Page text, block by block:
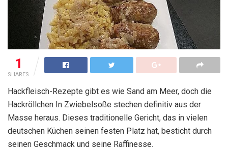
1
SHARES
Hackfleisch-Rezepte gibt es wie Sand am Meer, doch die
Hackröllchen In Zwiebelsoße stechen definitiv aus der
Masse heraus. Dieses traditionelle Gericht, das in vielen
deutschen Küchen seinen festen Platz hat, besticht durch
seinen Geschmack und seine Raffinesse.